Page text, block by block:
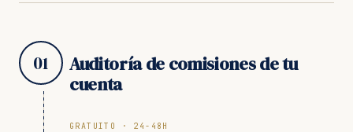
01
Auditoría de comisiones de tu
cuenta
GRATUITO · 24-48H